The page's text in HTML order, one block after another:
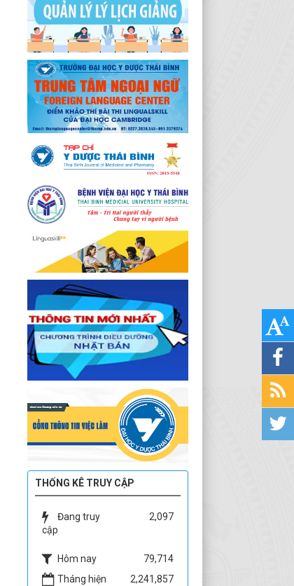
THỐNG KÊ TRUY CẬP
Đang truy
cập
2,097
Hôm nay
79,714
Tháng hiện
2,241,857